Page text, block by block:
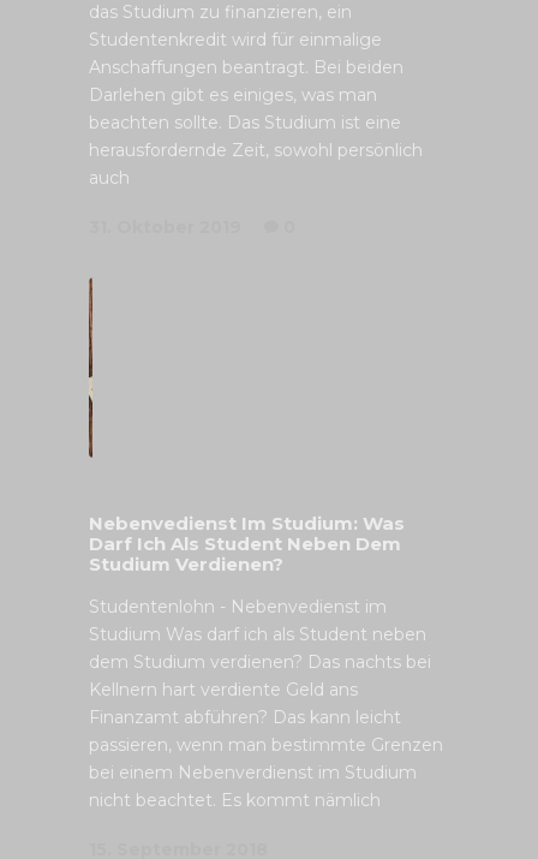
das Studium zu finanzieren, ein
Studentenkredit wird für einmalige
Anschaffungen beantragt. Bei beiden
Darlehen gibt es einiges, was man
beachten sollte. Das Studium ist eine
herausfordernde Zeit, sowohl persönlich
auch
Nebenvedienst Im Studium: Was
Darf Ich Als Student Neben Dem
Studium Verdienen?
Studentenlohn - Nebenvedienst im
Studium Was darf ich als Student neben
dem Studium verdienen? Das nachts bei
Kellnern hart verdiente Geld ans
Finanzamt abführen? Das kann leicht
passieren, wenn man bestimmte Grenzen
bei einem Nebenverdienst im Studium
nicht beachtet. Es kommt nämlich